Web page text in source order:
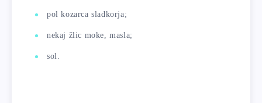
pol kozarca sladkorja;
nekaj žlic moke, masla;
sol.